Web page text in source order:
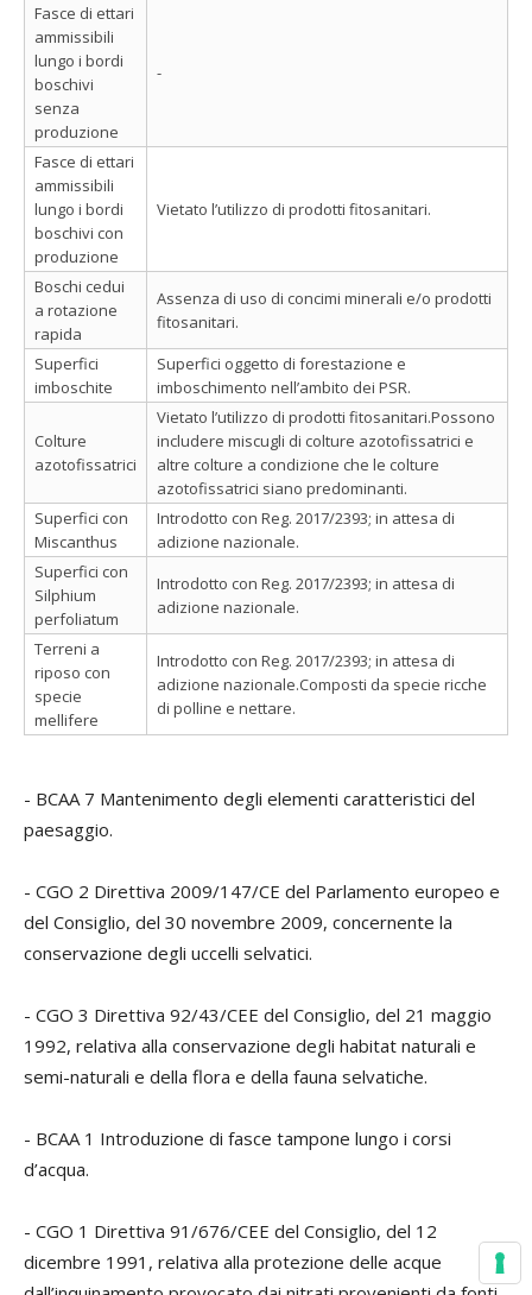
Fasce di ettari
ammissibili
lungo i bordi
boschivi
senza
produzione
-
Fasce di ettari
ammissibili
lungo i bordi
boschivi con
produzione
Vietato l’utilizzo di prodotti fitosanitari.
Boschi cedui
a rotazione
rapida
Assenza di uso di concimi minerali e/o prodotti
fitosanitari.
Superfici
imboschite
Superfici oggetto di forestazione e
imboschimento nell’ambito dei PSR.
Colture
azotofissatrici
Vietato l’utilizzo di prodotti fitosanitari.Possono
includere miscugli di colture azotofissatrici e
altre colture a condizione che le colture
azotofissatrici siano predominanti.
Superfici con
Miscanthus
Introdotto con Reg. 2017/2393; in attesa di
adizione nazionale.
Superfici con
Silphium
perfoliatum
Introdotto con Reg. 2017/2393; in attesa di
adizione nazionale.
Terreni a
riposo con
specie
mellifere
Introdotto con Reg. 2017/2393; in attesa di
adizione nazionale.Composti da specie ricche
di polline e nettare.
- BCAA 7 Mantenimento degli elementi caratteristici del
paesaggio.
- CGO 2 Direttiva 2009/147/CE del Parlamento europeo e
del Consiglio, del 30 novembre 2009, concernente la
conservazione degli uccelli selvatici.
- CGO 3 Direttiva 92/43/CEE del Consiglio, del 21 maggio
1992, relativa alla conservazione degli habitat naturali e
semi-naturali e della flora e della fauna selvatiche.
- BCAA 1 Introduzione di fasce tampone lungo i corsi
d’acqua.
- CGO 1 Direttiva 91/676/CEE del Consiglio, del 12
dicembre 1991, relativa alla protezione delle acque